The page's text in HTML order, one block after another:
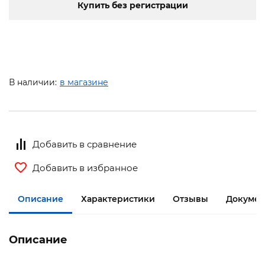
Купить без регистрации
В наличии: в магазине
Добавить в сравнение
Добавить в избранное
Описание Характеристики Отзывы
Описание